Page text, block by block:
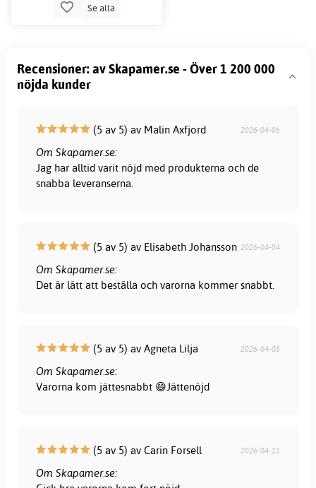
Se alla
Recensioner: av Skapamer.se - Över 1 200 000
nöjda kunder
(5 av 5) av Malin Axfjord 2026-04-06
Om Skapamer.se:
Jag har alltid varit nöjd med produkterna och de
snabba leveranserna.
(5 av 5) av Elisabeth Johansson 2026-04-04
Om Skapamer.se:
Det är lätt att beställa och varorna kommer snabbt.
(5 av 5) av Agneta Lilja 2026-04-05
Om Skapamer.se:
Varorna kom jättesnabbt 😄Jättenöjd
(5 av 5) av Carin Forsell 2026-04-11
Om Skapamer.se: